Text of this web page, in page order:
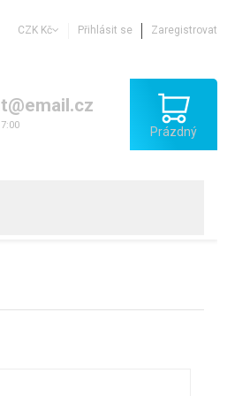
CZK Kč Přihlásit se Zaregistrovat
Prázdný